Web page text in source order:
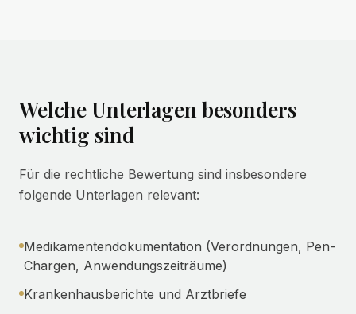
Welche Unterlagen besonders
wichtig sind
Für die rechtliche Bewertung sind insbesondere
folgende Unterlagen relevant:
Medikamentendokumentation (Verordnungen, Pen-
Chargen, Anwendungszeiträume)
Krankenhausberichte und Arztbriefe